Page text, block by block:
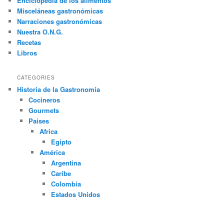
rMisceláneas gastronómicas
Narraciones gastronómicas
Nuestra O.N.G.
Recetas
Libros
CATEGORIES
Historia de la Gastronomía
Cocineros
Gourmets
Paises
Africa
Egipto
América
Argentina
Caribe
Colombia
Estados Unidos